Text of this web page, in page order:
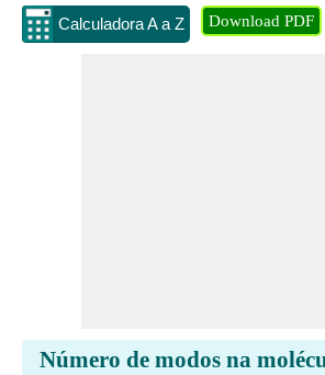
Calculadora A a Z Download PDF
Número de modos na